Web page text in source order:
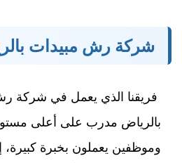
شركة رش مبيدات
فريقنا الذي يعمل في شركة
بالرياض مدرب على أعلى
وموظفين يعملون بخبرة